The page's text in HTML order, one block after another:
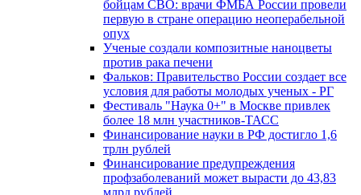
бойцам СВО: врачи ФМБА России провели
первую в стране операцию неоперабельной
опух
Ученые создали композитные наноцветы
против рака печени
Фальков: Правительство России создает все
условия для работы молодых ученых - РГ
Фестиваль "Наука 0+" в Москве привлек
более 18 млн участников-ТАСС
Финансирование науки в РФ достигло 1,6
трлн рублей
Финансирование предупреждения
профзаболеваний может вырасти до 43,83
млрд рублей